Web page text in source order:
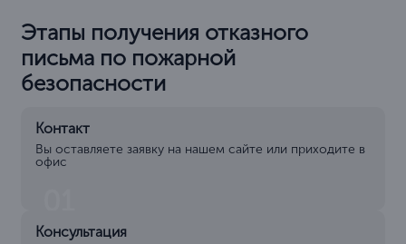
Этапы получения отказного
письма по пожарной
безопасности
Контакт
Вы оставляете заявку на нашем сайте или приходите в
офис
Консультация